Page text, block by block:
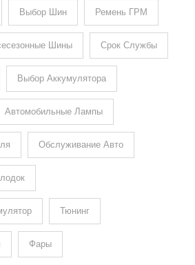
Выбор Шин Ремень ГРМ
Шины Срок Службы
Выбор Аккумулятора
Автомобильные Лампы
Обслуживание Авто
Тюнинг
Фары